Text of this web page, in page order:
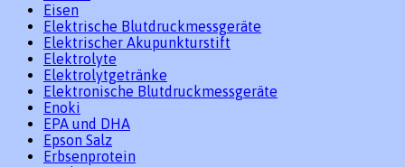
Eisen
Elektrische Blutdruckmessgeräte
Elektrischer Akupunkturstift
Elektrolyte
Elektrolytgetränke
Elektronische Blutdruckmessgeräte
Enoki
EPA und DHA
Epson Salz
Erbsenprotein